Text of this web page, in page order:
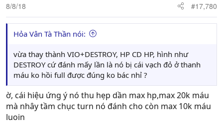
8/8/18 #17,780
Hỏa Vân Tà Thần nói:
vừa thay thành VIO+DESTROY, HP CD HP, hình như
DESTROY cứ đánh mấy lần là nó bị cái vạch đỏ ở thanh
máu ko hồi full được đúng ko bác nhỉ ?
ờ, cái hiệu ứng ý nó thu hẹp dần max hp,max 20k máu
mà nhây tầm chục turn nó đánh cho còn max 10k máu
luoin